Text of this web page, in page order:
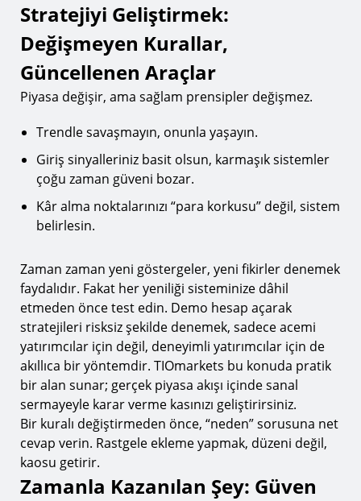
Stratejiyi Geliştirmek:
Değişmeyen Kurallar,
Güncellenen Araçlar
Piyasa değişir, ama sağlam prensipler değişmez.
Trendle savaşmayın, onunla yaşayın.
Giriş sinyalleriniz basit olsun, karmaşık sistemler
çoğu zaman güveni bozar.
Kâr alma noktalarınızı “para korkusu” değil, sistem
belirlesin.
Zaman zaman yeni göstergeler, yeni fikirler denemek
faydalıdır. Fakat her yeniliği sisteminize dâhil
etmeden önce test edin. Demo hesap açarak
stratejileri risksiz şekilde denemek, sadece acemi
yatırımcılar için değil, deneyimli yatırımcılar için de
akıllıca bir yöntemdir. TIOmarkets bu konuda pratik
bir alan sunar; gerçek piyasa akışı içinde sanal
sermayeyle karar verme kasınızı geliştirirsiniz.
Bir kuralı değiştirmeden önce, “neden” sorusuna net
cevap verin. Rastgele ekleme yapmak, düzeni değil,
kaosu getirir.
Zamanla Kazanılan Şey: Güven